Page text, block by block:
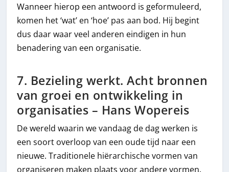
Wanneer hierop een antwoord is geformuleerd,
komen het ‘wat’ en ‘hoe’ pas aan bod. Hij begint
dus daar waar veel anderen eindigen in hun
benadering van een organisatie.
7. Bezieling werkt. Acht bronnen
van groei en ontwikkeling in
organisaties – Hans Wopereis
De wereld waarin we vandaag de dag werken is
een soort overloop van een oude tijd naar een
nieuwe. Traditionele hiërarchische vormen van
organiseren maken plaats voor andere vormen.